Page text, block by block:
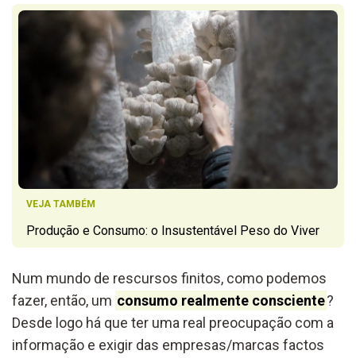
VEJA TAMBÉM
Produção e Consumo: o Insustentável Peso do Viver
Num mundo de rescursos finitos, como podemos
fazer, então, um consumo realmente consciente?
Desde logo há que ter uma real preocupação com a
informação e exigir das empresas/marcas factos